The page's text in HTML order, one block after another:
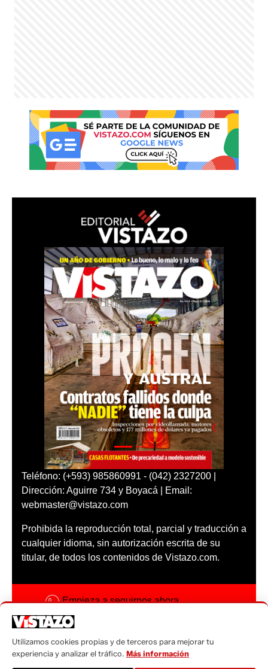
Teléfono: (+593) 985860991 - (042) 2327200 |
Dirección: Aguirre 734 y Boyacá | Email:
webmaster@vistazo.com
Prohibida la reproducción total, parcial y traducción a
cualquier idioma, sin autorización escrita de su
titular, de todos los contenidos de Vistazo.com.
Empieza a seguirnos ahora
Código ética
Sugerencias a:
Utilizamos cookies propias y de terceros para mejorar tu
experiencia y analizar el tráfico. Más información